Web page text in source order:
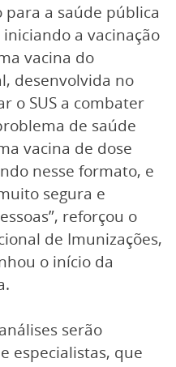
para a saúde pública
a vacinação
vacina do
desenvolvida no
o SUS a combater
de saúde
vacina de dose
nesse formato, e
segura e
reforçou o
de Imunizações,
o início da
serão
especialistas, que